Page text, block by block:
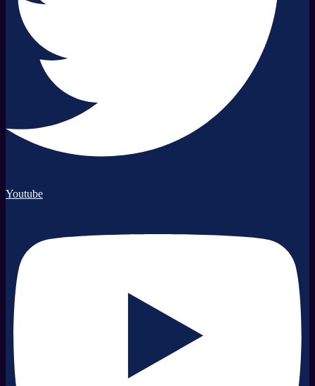
Youtube